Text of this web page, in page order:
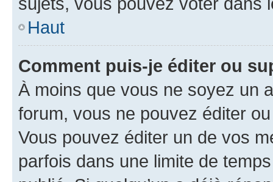
Haut
Comment puis-je éditer ou
À moins que vous ne soyez un
forum, vous ne pouvez éditer
Vous pouvez éditer un de vos
parfois dans une limite de